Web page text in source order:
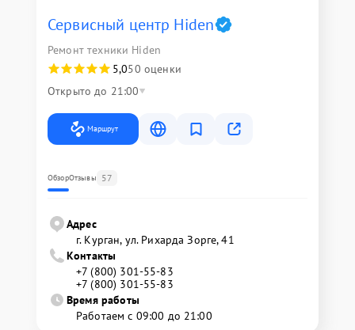
Сервисный центр Hiden
Ремонт техники Hiden
5,050 оценки
Открыто до 21:00
Маршрут
ОбзорОтзывы 57
Адрес
г. Курган, ул. Рихарда Зорге, 41
Контакты
+7 (800) 301-55-83
+7 (800) 301-55-83
Время работы
Работаем с 09:00 до 21:00